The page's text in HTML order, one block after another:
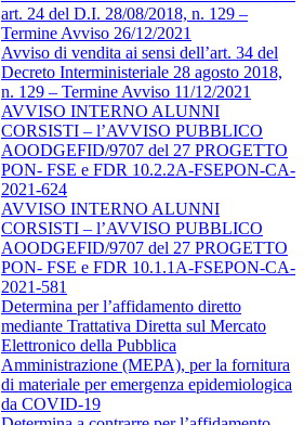
art. 24 del D.I. 28/08/2018, n. 129 –
Termine Avviso 26/12/2021
Avviso di vendita ai sensi dell’art. 34 del
Decreto Interministeriale 28 agosto 2018,
n. 129 – Termine Avviso 11/12/2021
AVVISO INTERNO ALUNNI
CORSISTI – l’AVVISO PUBBLICO
AOODGEFID/9707 del 27 PROGETTO
PON- FSE e FDR 10.2.2A-FSEPON-CA-
2021-624
AVVISO INTERNO ALUNNI
CORSISTI – l’AVVISO PUBBLICO
AOODGEFID/9707 del 27 PROGETTO
PON- FSE e FDR 10.1.1A-FSEPON-CA-
2021-581
Determina per l’affidamento diretto
mediante Trattativa Diretta sul Mercato
Elettronico della Pubblica
Amministrazione (MEPA), per la fornitura
di materiale per emergenza epidemiologica
da COVID-19